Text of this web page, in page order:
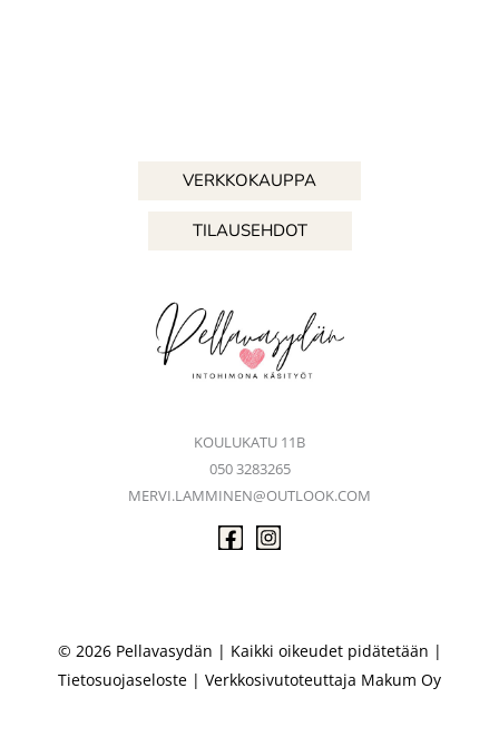
VERKKOKAUPPA
TILAUSEHDOT
KOULUKATU 11B
050 3283265
MERVI.LAMMINEN@OUTLOOK.COM
© 2026 Pellavasydän | Kaikki oikeudet pidätetään |
Tietosuojaseloste | Verkkosivutoteuttaja Makum Oy